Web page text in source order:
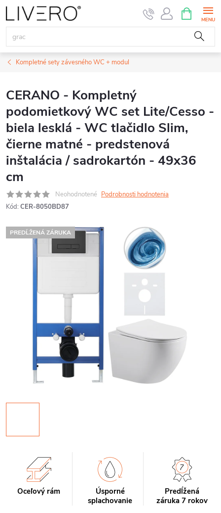
Prejsť
na
obsah
KOŠÍK
Kompletné sety závesného WC + modul
CERANO - Kompletný
podomietkový WC set Lite/Cesso -
biela lesklá - WC tlačidlo Slim,
čierne matné - predstenová
inštalácia / sadrokartón - 49x36
cm
Neohodnotené Podrobnosti hodnotenia
Kód: CER-8050BD87
PREDĹŽENÁ ZÁRUKA
Oceľový rám
Úsporné
splachovanie
Predĺžená
záruka 7 rokov